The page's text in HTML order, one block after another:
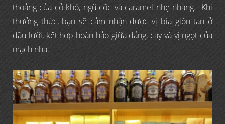
thoảng của cỏ khô, ngũ cốc và caramel nhẹ nhàng. Khi
thưởng thức, bạn sẽ cảm nhận được vị bia giòn tan ở
đầu lưỡi, kết hợp hoàn hảo giữa đắng, cay và vị ngọt của
mạch nha.